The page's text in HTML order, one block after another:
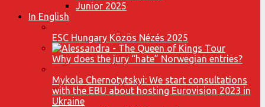
Junior 2025
In English
ESC Hungary Közös Nézés 2025
Why does the jury “hate” Norwegian entries?
Mykola Chernotytskyi: We start consultations
with the EBU about hosting Eurovision 2023 in
Ukraine